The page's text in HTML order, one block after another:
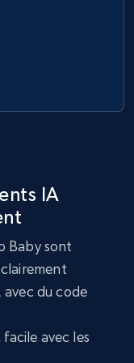
Buy Now
IA
Baby sont
du code
avec les